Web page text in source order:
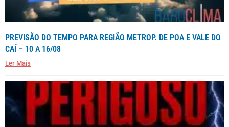
PREVISÃO DO TEMPO PARA REGIÃO METROP. DE POA E VALE DO
CAÍ – 10 A 16/08
Ler Mais